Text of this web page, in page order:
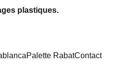
plastiques.
Palette RabatContact